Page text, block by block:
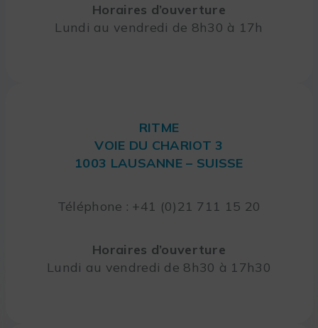
Horaires d’ouverture
Lundi au vendredi de 8h30 à 17h
RITME
VOIE DU CHARIOT 3
1003 LAUSANNE – SUISSE
Téléphone : +41 (0)21 711 15 20
Horaires d’ouverture
Lundi au vendredi de 8h30 à 17h30